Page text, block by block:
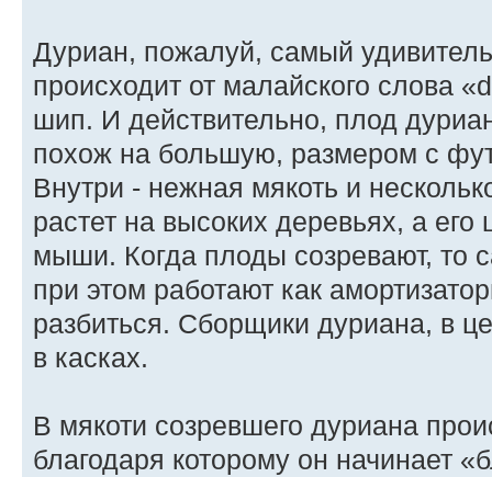
Дуриан, пожалуй, самый
происходит от малайского слова
шип. И действительно, плод
похож на большую, размером с
Внутри - нежная мякоть и
растет на высоких деревьях, а
мыши. Когда плоды созревают,
при этом работают как
разбиться. Сборщики дуриана, в
в касках.
В мякоти созревшего дуриана
благодаря которому он начинает